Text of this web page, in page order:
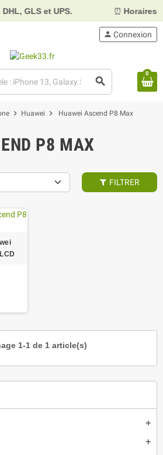
GLS et UPS. Horaires :
search
person Connexion
0
chevron_right Huawei chevron_right Huawei Ascend P8 Max
add
add
P8 MAX
FILTRER
1-1 de 1 article(s)